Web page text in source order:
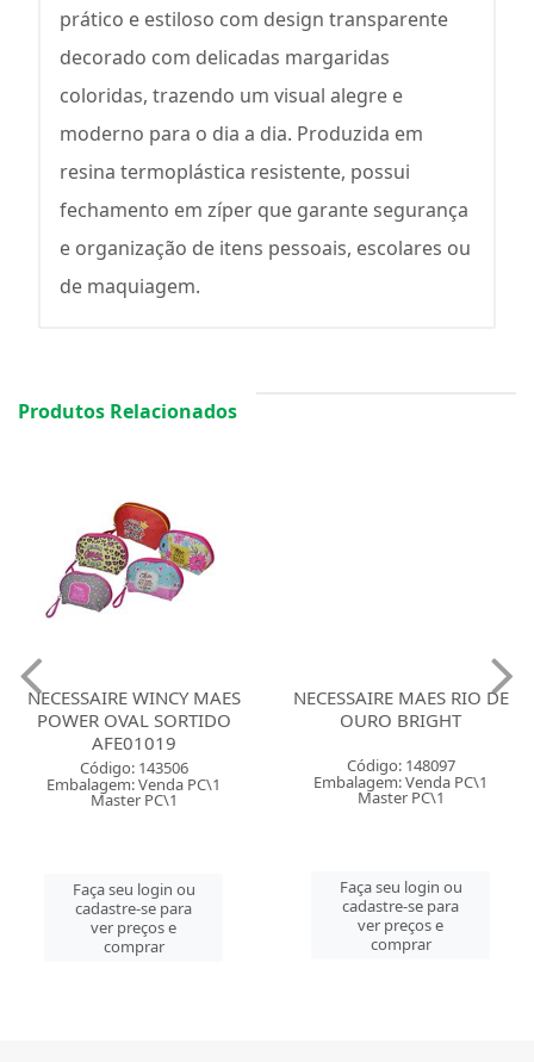
prático e estiloso com design transparente
decorado com delicadas margaridas
coloridas, trazendo um visual alegre e
moderno para o dia a dia. Produzida em
resina termoplástica resistente, possui
fechamento em zíper que garante segurança
e organização de itens pessoais, escolares ou
de maquiagem.
Produtos Relacionados
NECESSAIRE WINCY MAES
POWER OVAL SORTIDO
AFE01019
Código: 143506
Embalagem: Venda PC\1
Master PC\1
Faça seu login ou
cadastre-se para
ver preços e
comprar
NECESSAIRE MAES RIO DE
OURO BRIGHT
Código: 148097
Embalagem: Venda PC\1
Master PC\1
Faça seu login ou
cadastre-se para
ver preços e
comprar